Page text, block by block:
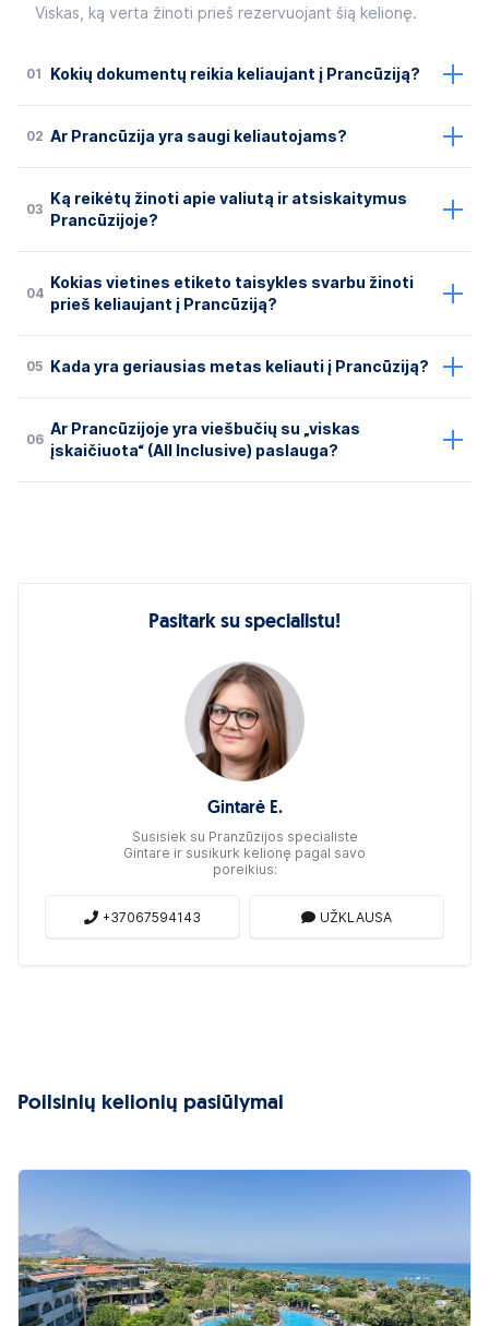
Viskas, ką verta žinoti prieš rezervuojant šią kelionę.
01 Kokių dokumentų reikia keliaujant į Prancūziją?
02 Ar Prancūzija yra saugi keliautojams?
03
Ką reikėtų žinoti apie valiutą ir atsiskaitymus
Prancūzijoje?
04
Kokias vietines etiketo taisykles svarbu žinoti
prieš keliaujant į Prancūziją?
05 Kada yra geriausias metas keliauti į Prancūziją?
06
Ar Prancūzijoje yra viešbučių su „viskas
įskaičiuota“ (All Inclusive) paslauga?
Pasitark su specialistu!
Gintarė E.
Susisiek su Pranzūzijos specialiste
Gintare ir susikurk kelionę pagal savo
poreikius:
+37067594143 UŽKLAUSA
Poilsinių kelionių pasiūlymai